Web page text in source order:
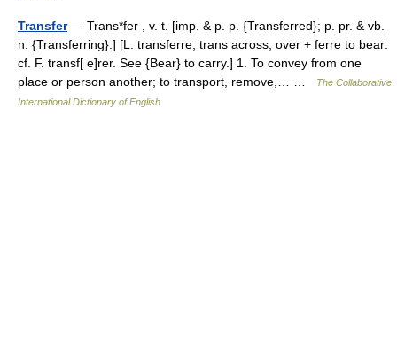
Transfer— Trans*fer , v. t. [imp. & p. p. {Transferred}; p. pr. & vb.
n. {Transferring}.] [L. transferre; trans across, over + ferre to bear:
cf. F. transf[ e]rer. See {Bear} to carry.] 1. To convey from one
place or person another; to transport, remove,… …
The Collaborative
International Dictionary of English